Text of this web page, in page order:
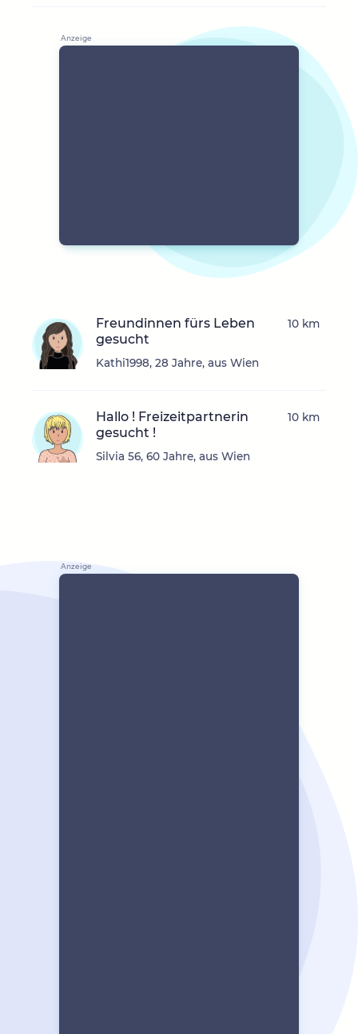
Freundinnen fürs Leben
gesucht
Kathi1998, 28 Jahre, aus Wien
10 km
Hallo ! Freizeitpartnerin
gesucht !
Silvia 56, 60 Jahre, aus Wien
10 km